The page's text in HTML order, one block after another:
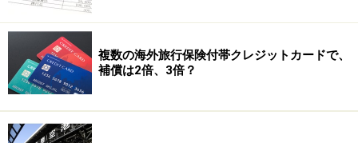
海外旅行保険で対処できないならどうする？
海外療養費の支給
海外旅行保険でいう持病・既往症の定義と
は？
複数の海外旅行保険付帯クレジットカードで、
補償は2倍、3倍？